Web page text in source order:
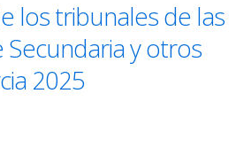
los tribunales de las
y otros
2025